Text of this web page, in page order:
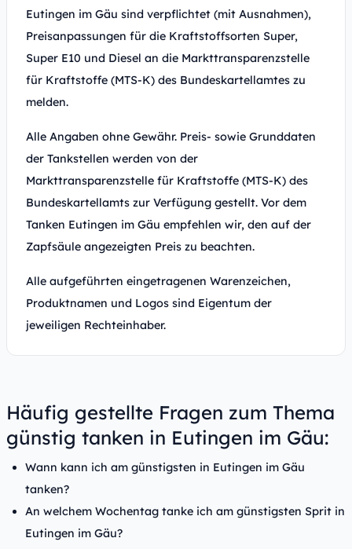
Eutingen im Gäu sind verpflichtet (mit Ausnahmen),
Preisanpassungen für die Kraftstoffsorten Super,
Super E10 und Diesel an die Markttransparenzstelle
für Kraftstoffe (MTS-K) des Bundeskartellamtes zu
melden.
Alle Angaben ohne Gewähr. Preis- sowie Grunddaten
der Tankstellen werden von der
Markttransparenzstelle für Kraftstoffe (MTS-K) des
Bundeskartellamts zur Verfügung gestellt. Vor dem
Tanken Eutingen im Gäu empfehlen wir, den auf der
Zapfsäule angezeigten Preis zu beachten.
Alle aufgeführten eingetragenen Warenzeichen,
Produktnamen und Logos sind Eigentum der
jeweiligen Rechteinhaber.
Häufig gestellte Fragen zum Thema
günstig tanken in Eutingen im Gäu:
Wann kann ich am günstigsten in Eutingen im Gäu
tanken?
An welchem Wochentag tanke ich am günstigsten Sprit in
Eutingen im Gäu?